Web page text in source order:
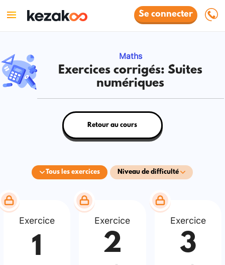
Se connecter
Maths
Exercices corrigés: Suites
numériques
Tous les exercices Niveau de difficulté
Retour au cours
Exercice
1
Exercice
2
Exercice
3